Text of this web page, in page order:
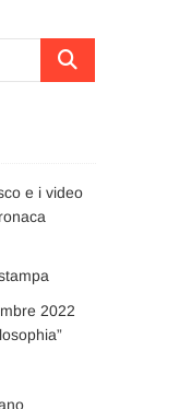
Cerca
e i video
2022